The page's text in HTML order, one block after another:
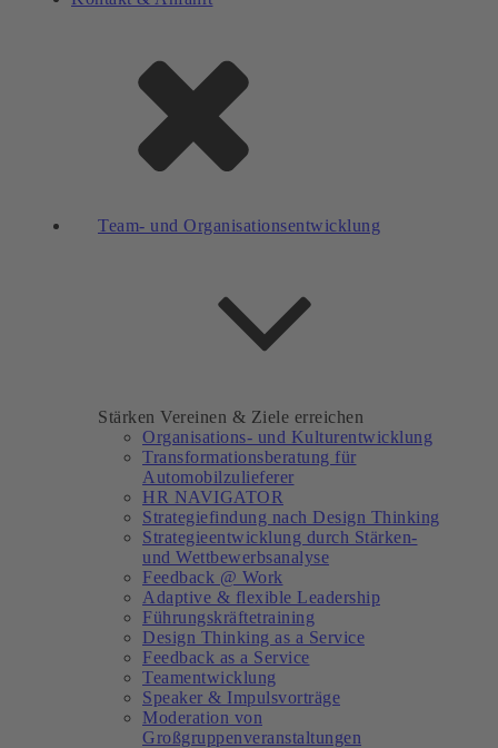
Team- und Organisationsentwicklung
Stärken Vereinen & Ziele erreichen
Organisations- und Kulturentwicklung
Transformationsberatung für
Automobilzulieferer
HR NAVIGATOR
Strategiefindung nach Design Thinking
Strategieentwicklung durch Stärken-
und Wettbewerbsanalyse
Feedback @ Work
Adaptive & flexible Leadership
Führungskräftetraining
Design Thinking as a Service
Feedback as a Service
Teamentwicklung
Speaker & Impulsvorträge
Moderation von
Großgruppenveranstaltungen